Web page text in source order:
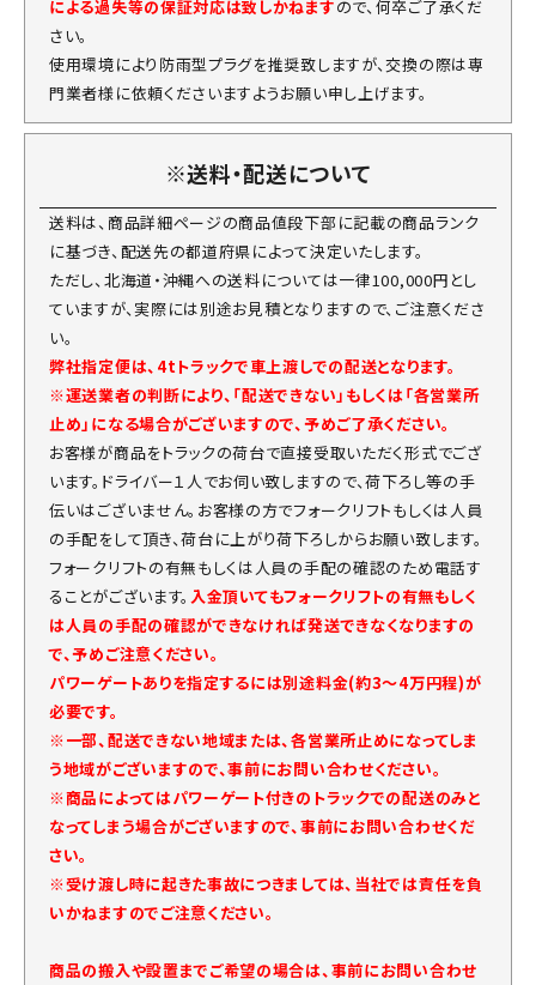
による過失等の保証対応は致しかねますので、何卒ご了承くだ
さい。
使用環境により防雨型プラグを推奨致しますが、交換の際は専
門業者様に依頼くださいますようお願い申し上げます。
※送料・配送について
送料は、商品詳細ページの商品値段下部に記載の商品ランク
に基づき、配送先の都道府県によって決定いたします。
ただし、北海道・沖縄への送料については一律100,000円とし
ていますが、実際には別途お見積となりますので、ご注意くださ
い。
弊社指定便は、4tトラックで車上渡しでの配送となります。
※運送業者の判断により、「配送できない」もしくは「各営業所
止め」になる場合がございますので、予めご了承ください。
お客様が商品をトラックの荷台で直接受取いただく形式でござ
います。ドライバー１人でお伺い致しますので、荷下ろし等の手
伝いはございません。お客様の方でフォークリフトもしくは人員
の手配をして頂き、荷台に上がり荷下ろしからお願い致します。
フォークリフトの有無もしくは人員の手配の確認のため電話す
ることがございます。 入金頂いてもフォークリフトの有無もしく
は人員の手配の確認ができなければ発送できなくなりますの
で、予めご注意ください。
パワーゲートありを指定するには別途料金(約3～4万円程)が
必要です。
※一部、配送できない地域または、各営業所止めになってしま
う地域がございますので、事前にお問い合わせください。
※商品によってはパワーゲート付きのトラックでの配送のみと
なってしまう場合がございますので、事前にお問い合わせくだ
さい。
※受け渡し時に起きた事故につきましては、当社では責任を負
いかねますのでご注意ください。
商品の搬入や設置までご希望の場合は、事前にお問い合わせ